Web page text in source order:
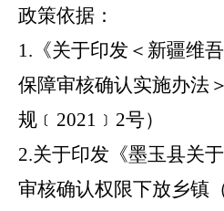
政策依据：
1.《关于印发＜新疆维
保障审核确认实施办法
规﹝2021﹞2号）
2.关于印发《墨玉县关
审核确认权限下放乡镇